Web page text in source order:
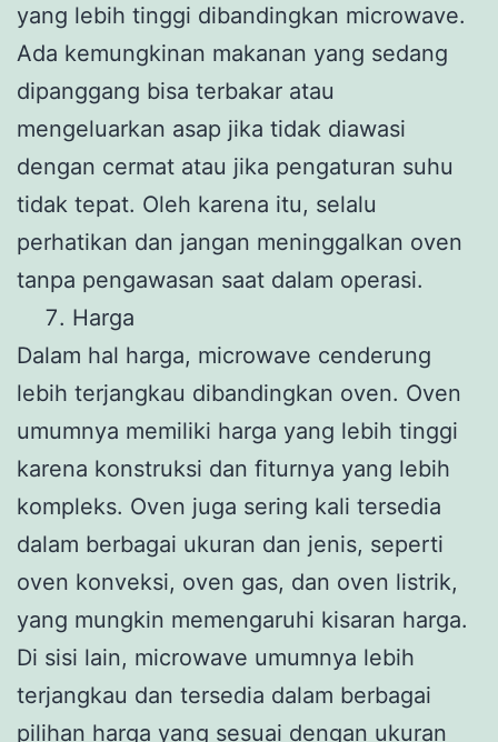
yang lebih tinggi dibandingkan microwave.
Ada kemungkinan makanan yang sedang
dipanggang bisa terbakar atau
mengeluarkan asap jika tidak diawasi
dengan cermat atau jika pengaturan suhu
tidak tepat. Oleh karena itu, selalu
perhatikan dan jangan meninggalkan oven
tanpa pengawasan saat dalam operasi.
Harga
Dalam hal harga, microwave cenderung
lebih terjangkau dibandingkan oven. Oven
umumnya memiliki harga yang lebih tinggi
karena konstruksi dan fiturnya yang lebih
kompleks. Oven juga sering kali tersedia
dalam berbagai ukuran dan jenis, seperti
oven konveksi, oven gas, dan oven listrik,
yang mungkin memengaruhi kisaran harga.
Di sisi lain, microwave umumnya lebih
terjangkau dan tersedia dalam berbagai
pilihan harga yang sesuai dengan ukuran